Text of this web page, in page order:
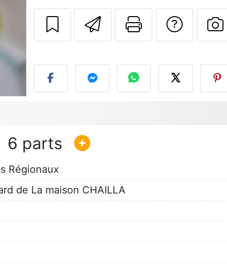
Envoyer cette
Imprimer
6
Régionaux
de La maison CHAILLA